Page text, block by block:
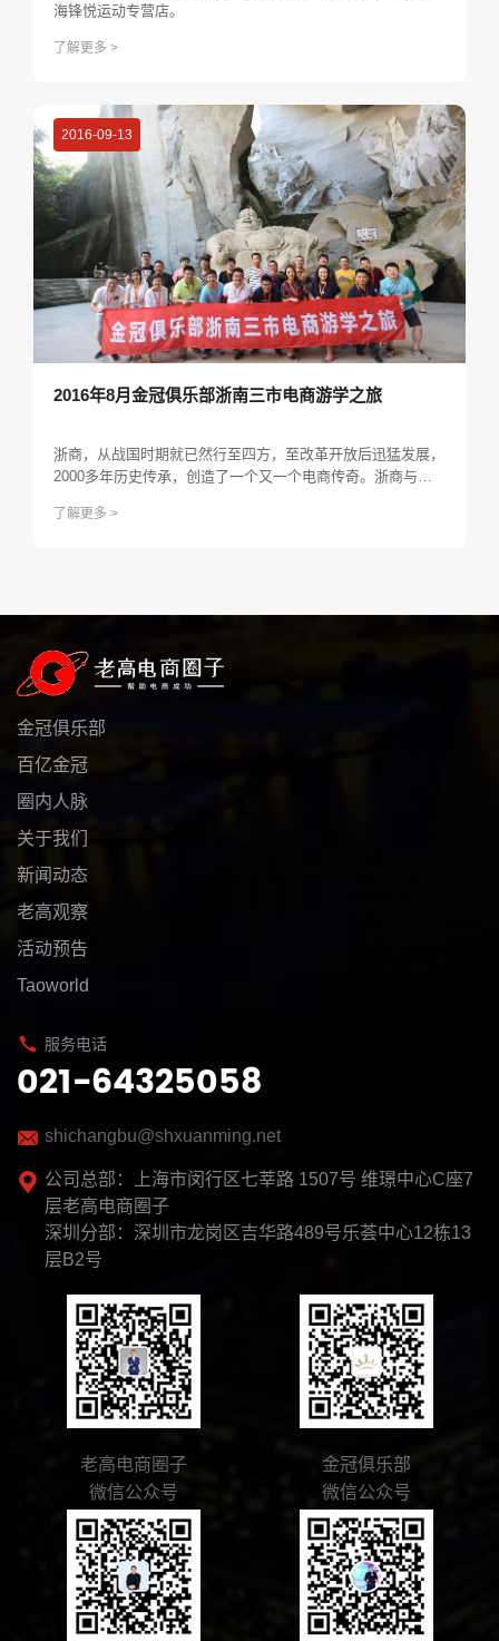
海锋悦运动专营店。
了解更多 >
2016-09-13
2016年8月金冠俱乐部浙南三市电商游学之旅
浙商，从战国时期就已然行至四方，至改革开放后迅猛发展，
2000多年历史传承，创造了一个又一个电商传奇。浙商与粤
气、共赢、低调、敢闯”的特点在华夏商帮独树一帜。而电商
了解更多 >
金冠俱乐部
百亿金冠
圈内人脉
关于我们
新闻动态
老高观察
活动预告
Taoworld
服务电话
021-64325058
shichangbu@shxuanming.net
公司总部：上海市闵行区七莘路 1507号 维璟中心C座7
层老高电商圈子
深圳分部：深圳市龙岗区吉华路489号乐荟中心12栋13
层B2号
老高电商圈子
微信公众号
金冠俱乐部
微信公众号